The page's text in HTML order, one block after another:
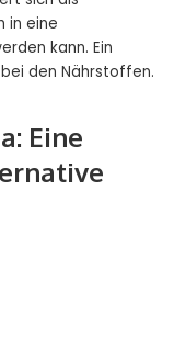
in eine
kann. Ein
den Nährstoffen.
Eine